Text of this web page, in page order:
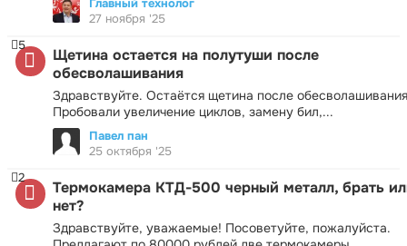
Главный технолог
27 ноября '25
Щетина остается на полутуши после
обесволашивания
Здравствуйте. Остаётся щетина после
Пробовали увеличение циклов, замену бил,...
5
Павел пан
25 октября '25
Термокамера КТД-500 черный металл, брать
нет?
Здравствуйте, уважаемые! Посоветуйте, пожалуйста.
2